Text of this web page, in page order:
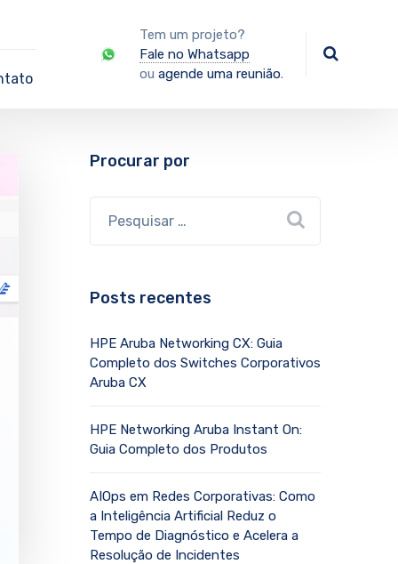
Tem um projeto?
Fale no Whatsapp
ou agende uma reunião.
Procurar por
Posts recentes
HPE Aruba Networking CX: Guia
Completo dos Switches Corporativos
Aruba CX
HPE Networking Aruba Instant On:
Guia Completo dos Produtos
AIOps em Redes Corporativas: Como
a Inteligência Artificial Reduz o
Tempo de Diagnóstico e Acelera a
Resolução de Incidentes